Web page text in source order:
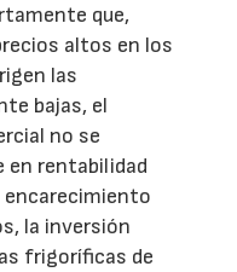
que,
altos en los
las
bajas, el
no se
rentabilidad
encarecimiento
la inversión
frigoríficas de